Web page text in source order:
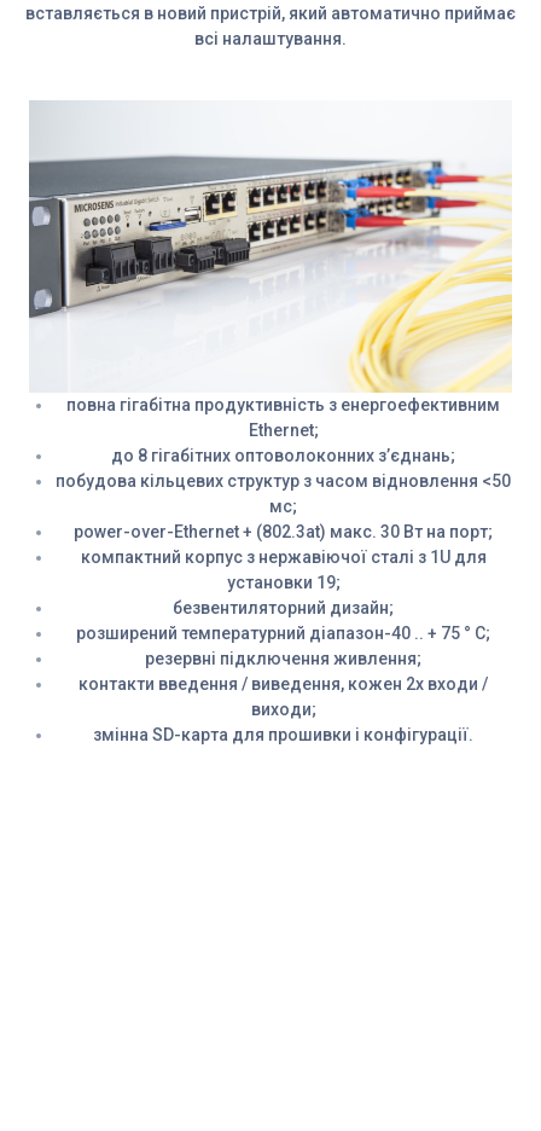
вставляється в новий пристрій, який автоматично приймає
всі налаштування.
повна гігабітна продуктивність з енергоефективним
Ethernet;
до 8 гігабітних оптоволоконних з’єднань;
побудова кільцевих структур з часом відновлення <50
мс;
рower-over-Ethernet + (802.3at) макс. 30 Вт на порт;
компактний корпус з нержавіючої сталі з 1U для
установки 19;
безвентиляторний дизайн;
розширений температурний діапазон-40 .. + 75 ° C;
резервні підключення живлення;
контакти введення / виведення, кожен 2x входи /
виходи;
змінна SD-карта для прошивки і конфігурації.